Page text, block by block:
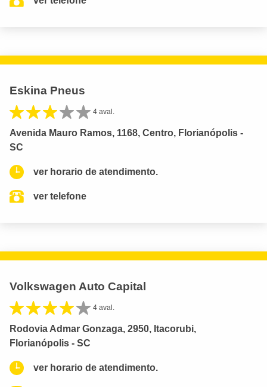
Eskina Pneus
4 aval.
Avenida Mauro Ramos, 1168, Centro, Florianópolis -
SC
ver horario de atendimento.
ver telefone
Volkswagen Auto Capital
4 aval.
Rodovia Admar Gonzaga, 2950, Itacorubi,
Florianópolis - SC
ver horario de atendimento.